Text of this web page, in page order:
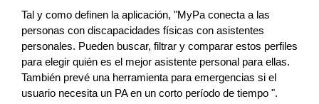
Tal y como definen la aplicación, "MyPa conecta a las
personas con discapacidades físicas con asistentes
personales. Pueden buscar, filtrar y comparar estos perfiles
para elegir quién es el mejor asistente personal para ellas.
También prevé una herramienta para emergencias si el
usuario necesita un PA en un corto período de tiempo ".